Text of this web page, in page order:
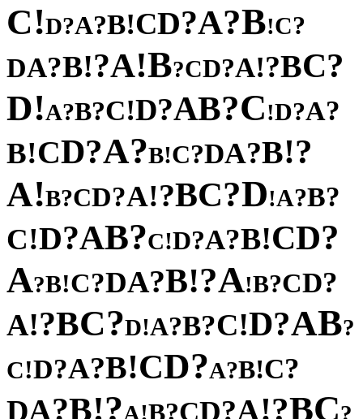
C!D?A?B!CD?A?B!C?
DA?B!?A!B?CD?A!?BC?
D!A?B?C!D?AB?C!D?A?
B!CD?A?B!C?DA?B!?
A!B?CD?A!?BC?D!A?B?
C!D?AB?C!D?A?B!CD?
A?B!C?DA?B!?A!B?CD?
A!?BC?D!A?B?C!D?AB?
C!D?A?B!CD?A?B!C?
DA?B!?A!B?CD?A!?BC?